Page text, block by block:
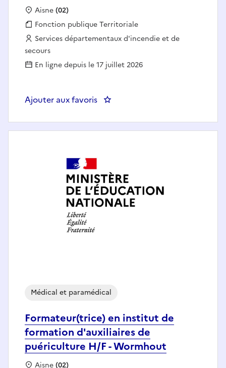
Localisation :
Aisne(02)
Fonction publique :
Fonction publique Territoriale
Employeur :
Services départementaux d'incendie et de
secours
En ligne depuis le 17 juillet 2026
Ajouter aux favoris : T601 ADJOINT AU CHEF DU
Formateur(trice) en institut de
formation d'auxiliaires de
puériculture H/F - Wormhout
Médical et paramédical
Localisation :
Aisne(02)